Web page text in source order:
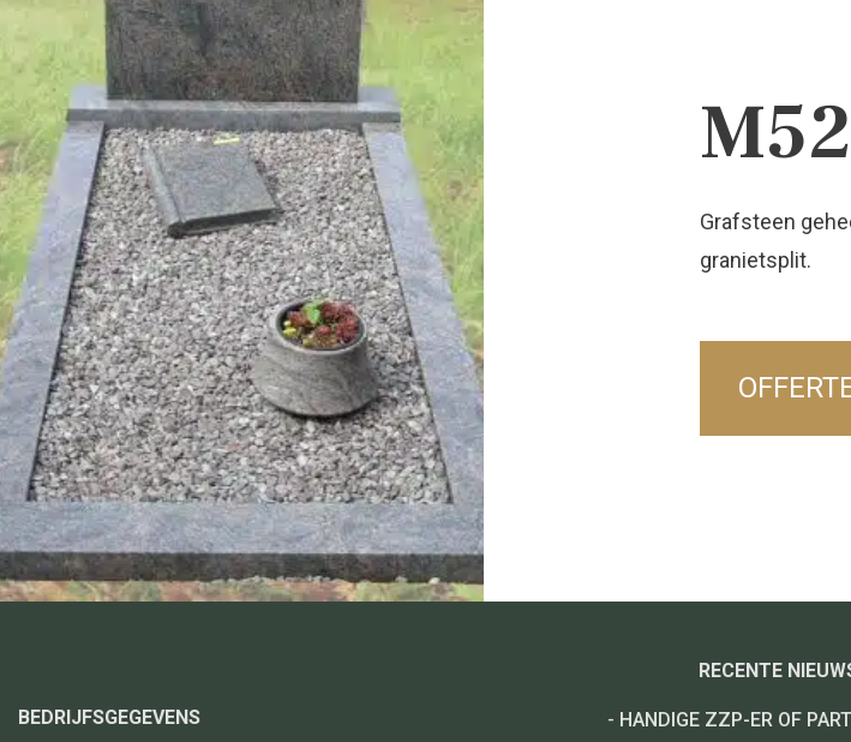
Grafsteen
granietsplit.
BEDRIJFSGEGEVENS
RECENTE
- HANDIGE ZZP-ER OF